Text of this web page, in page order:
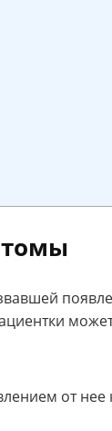
от нее